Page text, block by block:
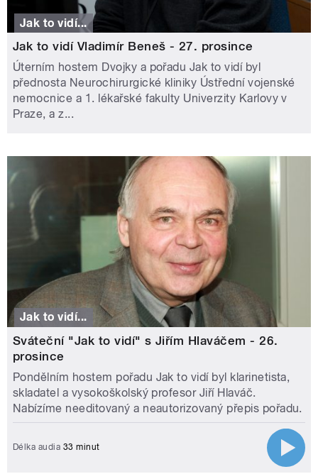
Jak to vidí...
Jak to vidí Vladimír Beneš - 27. prosince
Úterním hostem Dvojky a pořadu Jak to vidí byl
přednosta Neurochirurgické kliniky Ústřední vojenské
nemocnice a 1. lékařské fakulty Univerzity Karlovy v
Praze, a z...
Jak to vidí...
Sváteční "Jak to vidí" s Jiřím Hlaváčem - 26.
prosince
Pondělním hostem pořadu Jak to vidí byl klarinetista,
skladatel a vysokoškolský profesor Jiří Hlaváč.
Nabízíme needitovaný a neautorizovaný přepis pořadu.
Délka audia 33 minut